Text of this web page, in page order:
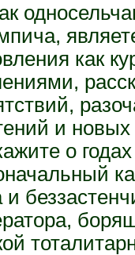
как
и
о
и